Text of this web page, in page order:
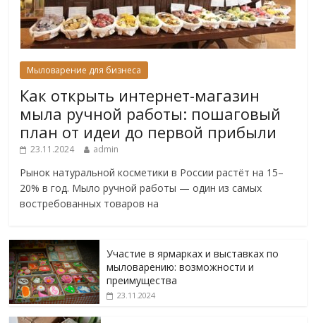
Мыловарение для бизнеса
Как открыть интернет-магазин
мыла ручной работы: пошаговый
план от идеи до первой прибыли
23.11.2024 admin
Рынок натуральной косметики в России растёт на 15–
20% в год. Мыло ручной работы — один из самых
востребованных товаров на
Участие в ярмарках и выставках по
мыловарению: возможности и
преимущества
23.11.2024